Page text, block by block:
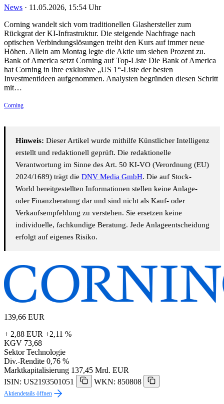
News · 11.05.2026, 15:54 Uhr
Corning wandelt sich vom traditionellen Glashersteller zum
Rückgrat der KI-Infrastruktur. Die steigende Nachfrage nach
optischen Verbindungslösungen treibt den Kurs auf immer neue
Höhen. Allein am Montag legte die Aktie um sieben Prozent zu.
Bank of America setzt Corning auf Top-Liste Die Bank of America
hat Corning in ihre exklusive „US 1“-Liste der besten
Investmentideen aufgenommen. Analysten begründen diesen Schritt
mit…
Corning
Hinweis: Dieser Artikel wurde mithilfe Künstlicher Intelligenz
erstellt und redaktionell geprüft. Die redaktionelle
Verantwortung im Sinne des Art. 50 KI-VO (Verordnung (EU)
2024/1689) trägt die DNV Media GmbH. Die auf Stock-
World bereitgestellten Informationen stellen keine Anlage-
oder Finanzberatung dar und sind nicht als Kauf- oder
Verkaufsempfehlung zu verstehen. Sie ersetzen keine
individuelle, fachkundige Beratung. Jede Anlageentscheidung
erfolgt auf eigenes Risiko.
139,66 EUR
+ 2,88 EUR +2,11 %
KGV 73,68
Sektor Technologie
Div.-Rendite 0,76 %
Marktkapitalisierung 137,45 Mrd. EUR
ISIN: US2193501051
WKN: 850808
Aktiendetails öffnen